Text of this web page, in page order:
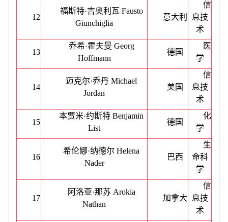
12
福斯特·吉奥利瓦 Fausto
Giunchiglia
意大利
信
息技
术
13
乔希·霍夫曼 Georg
Hoffmann
德国
医
学
14
迈克尔·乔丹 Michael
Jordan
美国
信
息技
术
15
本贾米·约斯特 Benjamin
List
德国
化
学
16
希伦娜·纳德尔 Helena
Nader
巴西
生
命科
学
17
阿洛亚·那苏 Arokia
Nathan
加拿大
信
息技
术